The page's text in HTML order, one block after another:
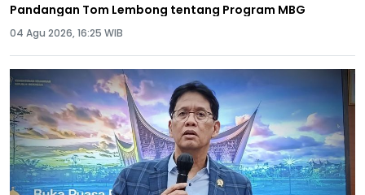
Pandangan Tom Lembong tentang Program MBG
04 Agu 2026, 16:25 WIB